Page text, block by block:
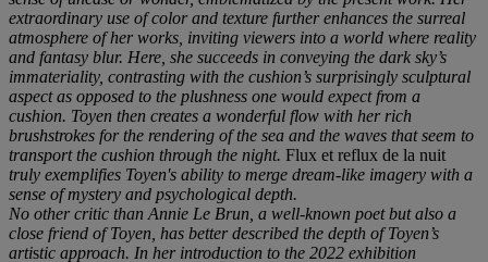
extraordinary use of color and texture further enhances the surreal
atmosphere of her works, inviting viewers into a world where reality
and fantasy blur. Here, she succeeds in conveying the dark sky’s
immateriality, contrasting with the cushion’s surprisingly sculptural
aspect as opposed to the plushness one would expect from a
cushion. Toyen then creates a wonderful flow with her rich
brushstrokes for the rendering of the sea and the waves that seem to
transport the cushion through the night. Flux et reflux de la nuit
truly exemplifies Toyen's ability to merge dream-like imagery with a
sense of mystery and psychological depth.
No other critic than Annie Le Brun, a well-known poet but also a
close friend of Toyen, has better described the depth of Toyen’s
artistic approach. In her introduction to the 2022 exhibition